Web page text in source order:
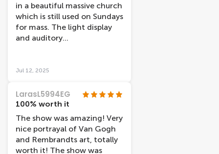
in a beautiful massive church
which is still used on Sundays
for mass. The light display
and auditory
wonderful show. You can sit
put on the floor. Employees
are friendly and it is well
worth going to see. Thank
you Van Gogh and
Rembrandt
Jul 12, 2025
LarasL5994EG
100% worth it
The show was amazing! Very
nice portrayal of Van Gogh
and Rembrandts art, totally
worth it! The show was